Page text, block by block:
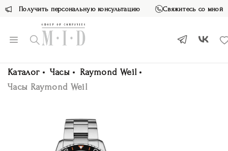
Получить персональную консультацию Свяжитесь со мной
Каталог Часы
Raymond Weil
Часы Raymond Weil